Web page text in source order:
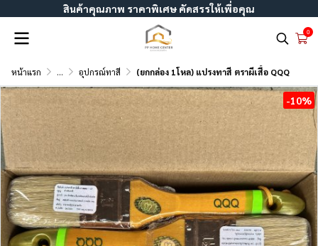
สินค้าคุณภาพ ราคาพิเศษ คัดสรรให้เพื่อคุณ
0
หน้าแรก ... อุปกรณ์ทาสี (ยกกล่อง 1โหล) แปรงทาสี ตราผีเสื้อ QQQ
-10%